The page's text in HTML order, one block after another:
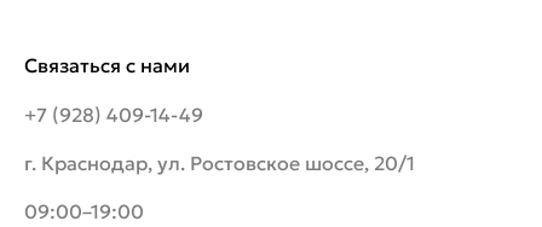
Связаться с нами
+7 (928) 409-14-49
г. Краснодар, ул. Ростовское шоссе, 20/1
09:00–19:00